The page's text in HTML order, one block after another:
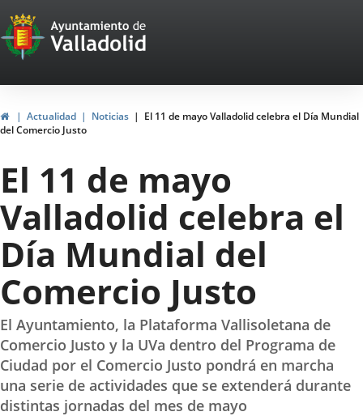
Portal
Web
del
Ayuntamiento
de
Valladolid
InicioActualidad Noticias
El 11 de mayo Valladolid celebra el Día Mundial
del Comercio Justo
El 11 de mayo
Valladolid celebra el
Día Mundial del
Comercio Justo
El Ayuntamiento, la Plataforma Vallisoletana de
Comercio Justo y la UVa dentro del Programa de
Ciudad por el Comercio Justo pondrá en marcha
una serie de actividades que se extenderá durante
distintas jornadas del mes de mayo